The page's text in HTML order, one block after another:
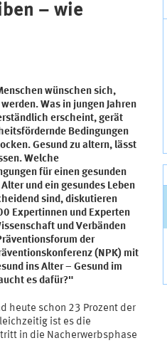
– wie
wünschen sich,
Was in jungen Jahren
erscheint, gerät
Bedingungen
Gesund zu altern, lässt
Welche
für einen gesunden
und ein gesundes Leben
sind, diskutieren
Expertinnen und Experten
und Verbänden
der
(NPK) mit
ins Alter – Gesund im
es dafür?"
heute schon 23 Prozent der
ist es die
in die Nacherwerbsphase